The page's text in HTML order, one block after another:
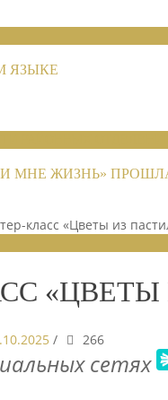
ЯЗЫКЕ
МНЕ ЖИЗНЬ»
класс «Цветы из
/ 266
сетях